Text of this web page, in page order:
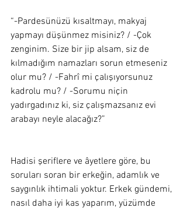
“-Pardesünüzü kısaltmayı, makyaj
yapmayı düşünmez misiniz? / -Çok
zenginim. Size bir jip alsam, siz de
kılmadığım namazları sorun etmeseniz
olur mu? / -Fahrî mi çalışıyorsunuz
kadrolu mu? / -Sorumu niçin
yadırgadınız ki, siz çalışmazsanız evi
arabayı neyle alacağız?”
Hadisi şeriflere ve âyetlere göre, bu
soruları soran bir erkeğin, adamlık ve
saygınlık ihtimali yoktur. Erkek gündemi,
nasıl daha iyi kas yaparım, yüzümde